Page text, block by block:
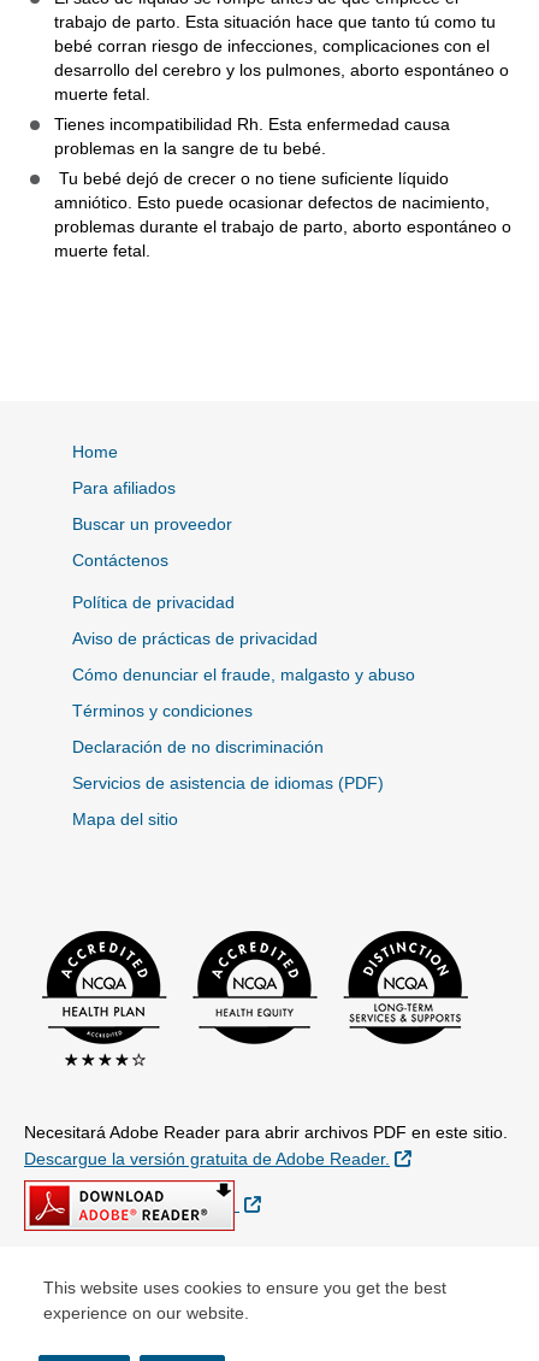
This website uses cookies to ensure you get the best
experience on our website.
trabajo de parto. Esta situación hace que tanto tú como tu
bebé corran riesgo de infecciones, complicaciones con el
desarrollo del cerebro y los pulmones, aborto espontáneo o
muerte fetal.
Tienes incompatibilidad Rh. Esta enfermedad causa
problemas en la sangre de tu bebé.
Tu bebé dejó de crecer o no tiene suficiente líquido
amniótico. Esto puede ocasionar defectos de nacimiento,
problemas durante el trabajo de parto, aborto espontáneo o
muerte fetal.
Home
Para afiliados
Buscar un proveedor
Contáctenos
Política de privacidad
Aviso de prácticas de privacidad
Cómo denunciar el fraude, malgasto y abuso
Términos y condiciones
Declaración de no discriminación
Servicios de asistencia de idiomas (PDF)
Mapa del sitio
Necesitará Adobe Reader para abrir archivos PDF en este sitio.
Descargue la versión gratuita de Adobe Reader.
Sitio Externo
Sitio Externo
© Copyright 2026 Centene Corporation